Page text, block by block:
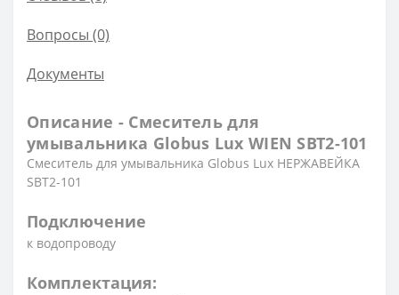
Вопросы (0)
Документы
Описание - Смеситель для
умывальника Globus Lux WIEN SBT2-101
Смеситель для умывальника Globus Lux НЕРЖАВЕЙКА
SBT2-101
Подключение
к водопроводу
Комплектация: